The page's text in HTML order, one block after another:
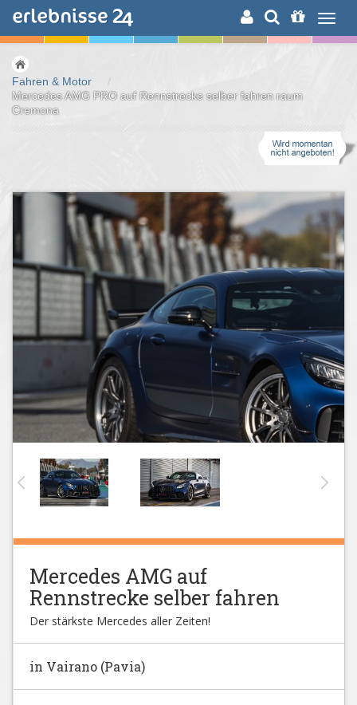
ERLEBNISSUCHE
Fahren & Motor
/
Mercedes AMG PRO auf Rennstrecke selber fahren raum
Cremona
Mercedes AMG auf
Rennstrecke selber fahren
Der stärkste Mercedes aller Zeiten!
in Vairano (Pavia)